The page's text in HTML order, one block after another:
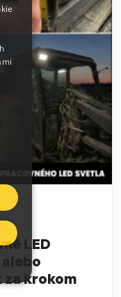
LED
krokom